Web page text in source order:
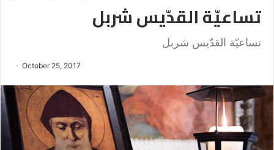
تساعيّة القدّيس شربل
تساعيّة القدّيس شربل
October 25, 2017